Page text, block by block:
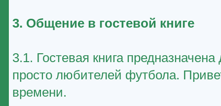
3. Общение в гостевой книге
3.1. Гостевая книга
просто любителей футбола.
времени.